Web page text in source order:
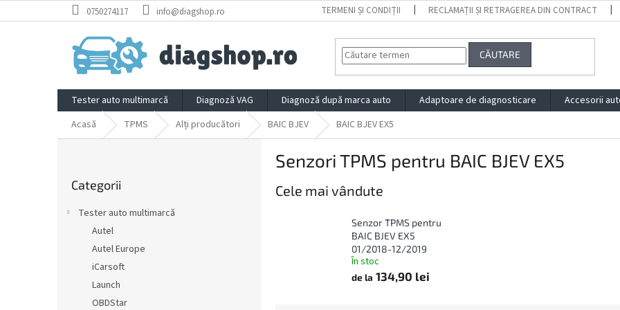
la
0750274117 info@diagshop.ro TERMENI ȘI CONDIȚII RECLAMAȚII ȘI RETRAGEREA DIN CONTRACT
CĂUTARE
Tester auto multimarcă Diagnoză VAG Diagnoză după marca auto Adaptoare de diagnosticare Accesorii
Acasă
TPMS Alți producători BAIC BJEV BAIC BJEV EX5
peste
Categorii
Tester auto multimarcă
Autel
Autel Europe
iCarsoft
Launch
OBDStar
Senzori TPMS pentru BAIC BJEV EX5
Cele mai vândute
Senzor TPMS pentru
BAIC BJEV EX5
01/2018-12/2019
În stoc
de la 134,90 lei